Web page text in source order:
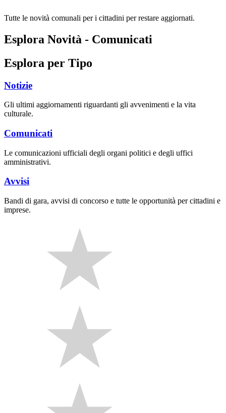
Tutte le novità comunali per i cittadini per restare aggiornati.
Esplora Novità - Comunicati
Esplora per Tipo
Notizie
Gli ultimi aggiornamenti riguardanti gli avvenimenti e la vita
culturale.
Comunicati
Le comunicazioni ufficiali degli organi politici e degli uffici
amministrativi.
Avvisi
Bandi di gara, avvisi di concorso e tutte le opportunità per cittadini e
imprese.